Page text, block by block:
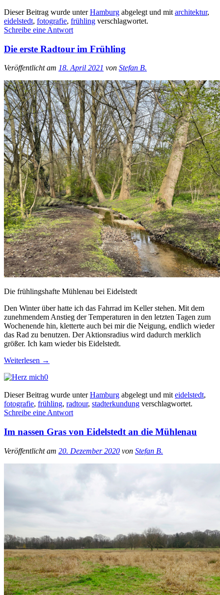
Dieser Beitrag wurde unterHamburg abgelegt und mit architektur,
eidelstedt, fotografie, frühling verschlagwortet.
Schreibe eine Antwort
Die erste Radtour im Frühling
Veröffentlicht am 18. April 2021 von Stefan B.
Die frühlingshafte Mühlenau bei Eidelstedt
Den Winter über hatte ich das Fahrrad im Keller stehen. Mit dem
zunehmendem Anstieg der Temperaturen in den letzten Tagen zum
Wochenende hin, kletterte auch bei mir die Neigung, endlich wieder
das Rad zu benutzen. Der Aktionsradius wird dadurch merklich
größer. Ich kam wieder bis Eidelstedt.
Weiterlesen →
0
Dieser Beitrag wurde unterHamburg abgelegt und miteidelstedt,
fotografie, frühling, radtour, stadterkundung verschlagwortet.
Schreibe eine Antwort
Im nassen Gras von Eidelstedt an die Mühlenau
Veröffentlicht am 20. Dezember 2020 von Stefan B.